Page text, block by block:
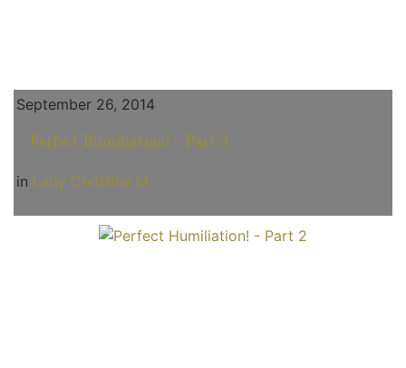
September 26, 2014
Perfect Humiliation! - Part 3
in Lady Christina M.